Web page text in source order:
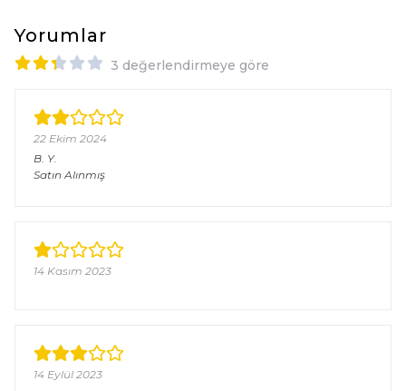
Yorumlar
3 değerlendirmeye göre
22 Ekim 2024
B. Y.
Satın Alınmış
14 Kasım 2023
14 Eylül 2023